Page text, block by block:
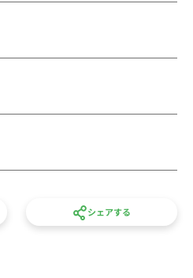
ドリーをご用意しておりま
ご用意をお願いいたします。
)＞
シェアする